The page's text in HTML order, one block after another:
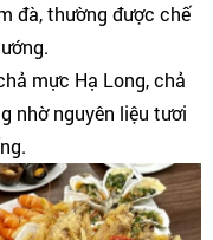
đà, thường được chế
mực Hạ Long, chả
nhờ nguyên liệu tươi